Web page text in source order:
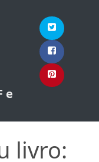
e
livro: